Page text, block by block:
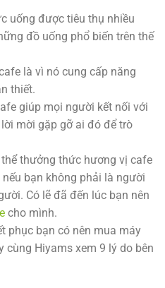
uống được tiêu thụ nhiều
đồ uống phổ biến trên thế
là vì nó cung cấp năng
thiết.
giúp mọi người kết nối với
mời gặp gỡ ai đó để trò
thưởng thức hương vị cafe
bạn không phải là người
Có lẽ đã đến lúc bạn nên
cho mình.
phục bạn có nên mua máy
cùng Hiyams xem 9 lý do bên